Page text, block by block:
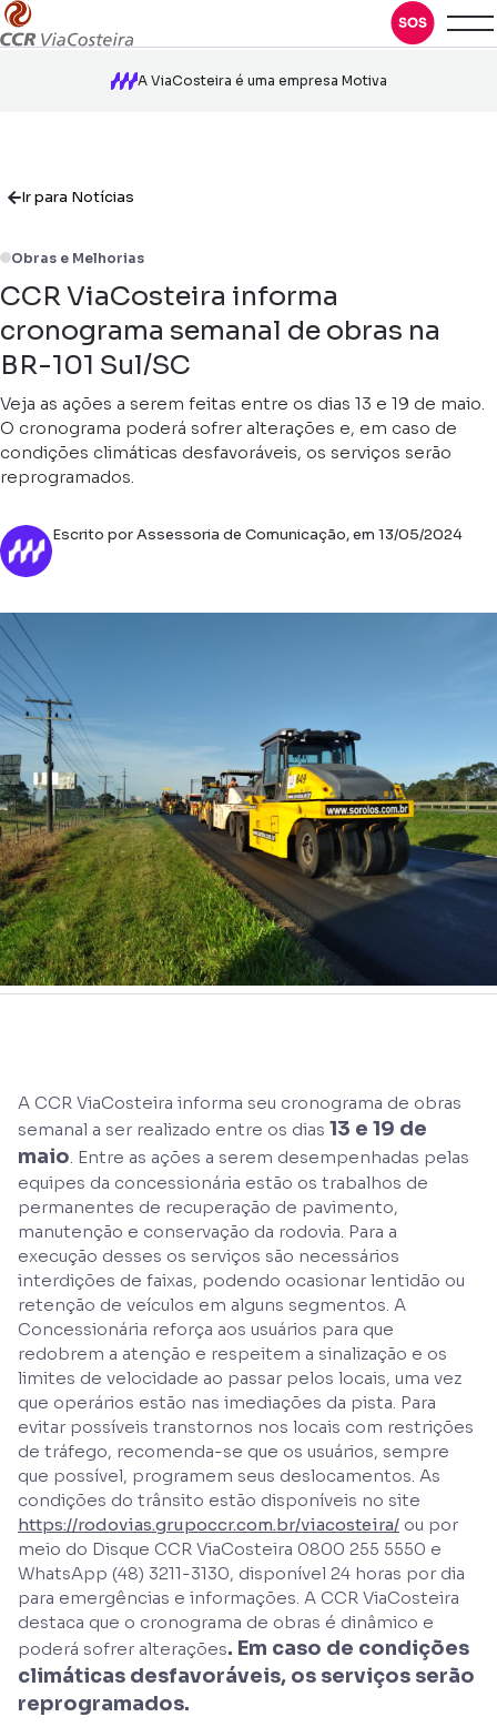
A ViaCosteira é uma empresa Motiva
Ir para Notícias
Obras e Melhorias
CCR ViaCosteira informa
cronograma semanal de obras na
BR-101 Sul/SC
Veja as ações a serem feitas entre os dias 13 e 19 de maio.
O cronograma poderá sofrer alterações e, em caso de
condições climáticas desfavoráveis, os serviços serão
reprogramados.
Escrito por Assessoria de Comunicação, em 13/05/2024
A CCR ViaCosteira informa seu cronograma de obras
semanal a ser realizado entre os dias 13 e 19 de
maio. Entre as ações a serem desempenhadas pelas
equipes da concessionária estão os trabalhos de
permanentes de recuperação de pavimento,
manutenção e conservação da rodovia. Para a
execução desses os serviços são necessários
interdições de faixas, podendo ocasionar lentidão ou
retenção de veículos em alguns segmentos. A
Concessionária reforça aos usuários para que
redobrem a atenção e respeitem a sinalização e os
limites de velocidade ao passar pelos locais, uma vez
que operários estão nas imediações da pista. Para
evitar possíveis transtornos nos locais com restrições
de tráfego, recomenda-se que os usuários, sempre
que possível, programem seus deslocamentos. As
condições do trânsito estão disponíveis no site
https://rodovias.grupoccr.com.br/viacosteira/ ou por
meio do Disque CCR ViaCosteira 0800 255 5550 e
WhatsApp (48) 3211-3130, disponível 24 horas por dia
para emergências e informações. A CCR ViaCosteira
destaca que o cronograma de obras é dinâmico e
poderá sofrer alterações. Em caso de condições
climáticas desfavoráveis, os serviços serão
reprogramados.